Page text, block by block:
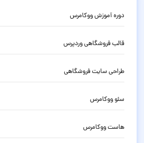
دوره آموزش ووکامرس
قالب فروشگاهی وردپرس
طراحی سایت فروشگاهی
سئو ووکامرس
هاست ووکامرس